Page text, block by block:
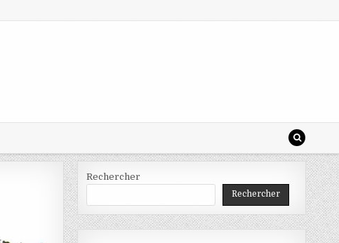
Rechercher
Rechercher